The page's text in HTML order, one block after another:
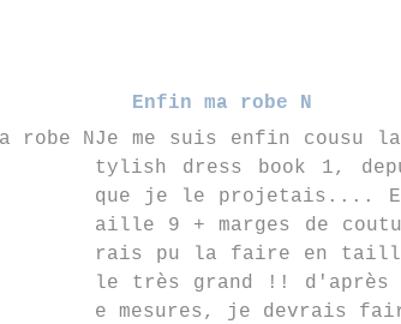
Enfin ma robe N
Je me suis enfin cousu
tylish dress book 1,
que je le projetais....
aille 9 + marges de
rais pu la faire en
le très grand !! d'après
e mesures, je devrais